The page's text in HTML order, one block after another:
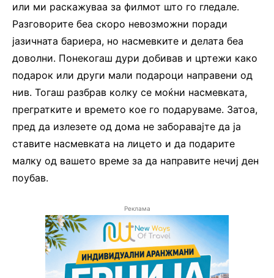
или ми раскажуваа за филмот што го гледале.
Разговорите беа скоро невозможни поради
јазичната бариера, но насмевките и делата беа
доволни. Понекогаш дури добивав и цртежи како
подарок или други мали подароци направени од
нив. Тогаш разбрав колку се моќни насмевката,
прегратките и времето кое го подаруваме. Затоа,
пред да излезете од дома не заборавајте да ја
ставите насмевката на лицето и да подарите
малку од вашето време за да направите нечиј ден
поубав.
Реклама